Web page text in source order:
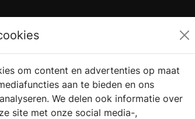
VERKOOPLOCATIE
VINDEN
WEBSHOP
om content en advertenties op maat
aan te bieden en ons
We delen ook informatie over
site met onze social media-,